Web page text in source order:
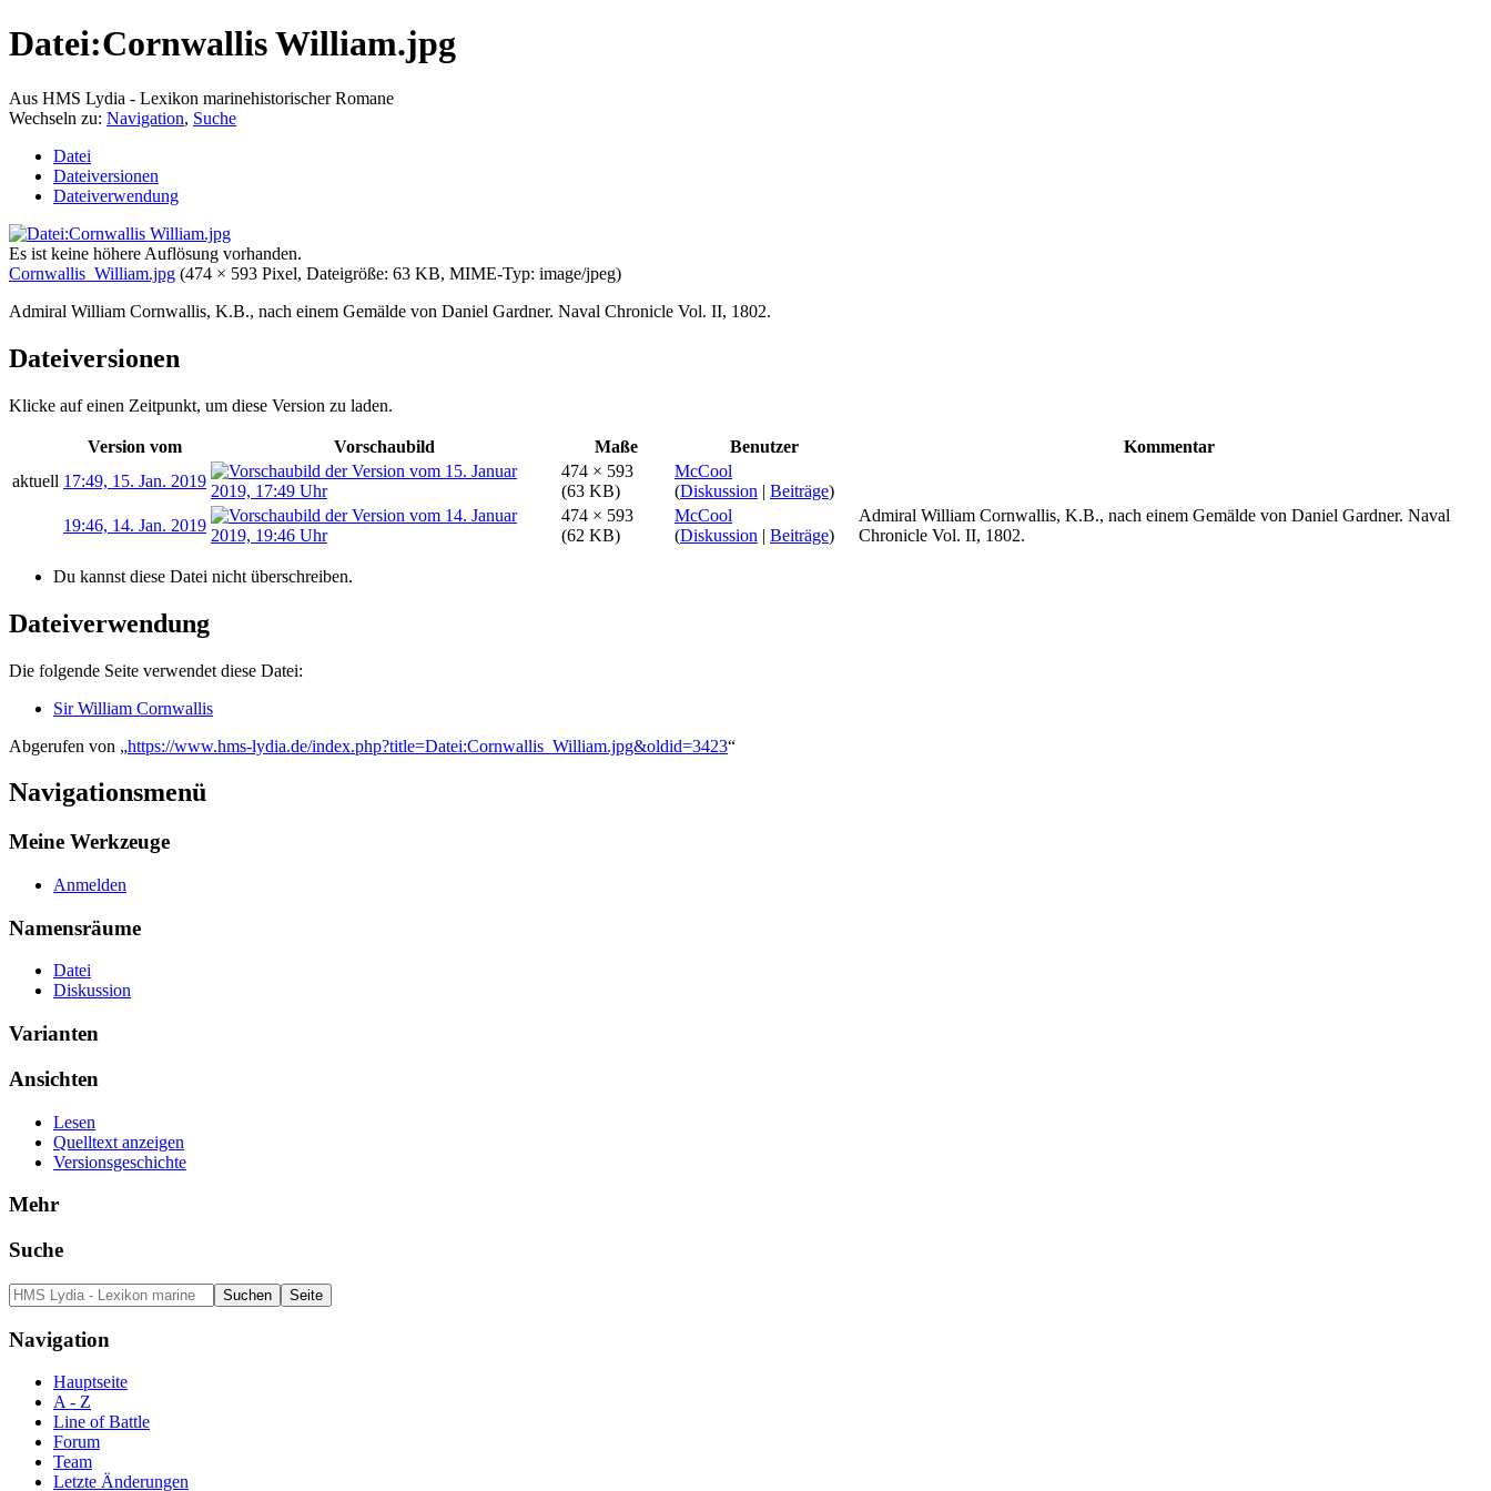
Datei:Cornwallis William.jpg
Aus HMS Lydia - Lexikon marinehistorischer Romane
Wechseln zu: Navigation, Suche
Datei
Dateiversionen
Dateiverwendung
Es ist keine höhere Auflösung vorhanden.
Cornwallis_William.jpg (474 × 593 Pixel, Dateigröße: 63 KB, MIME-Typ: image/jpeg)
Admiral William Cornwallis, K.B., nach einem Gemälde von Daniel Gardner. Naval Chronicle Vol. II, 1802.
Dateiversionen
Klicke auf einen Zeitpunkt, um diese Version zu laden.
Version vom Vorschaubild Maße Benutzer
Kommentar
aktuell 17:49, 15. Jan. 2019
474 × 593
(63 KB)
McCool
(Diskussion | Beiträge)
19:46, 14. Jan. 2019
474 × 593
(62 KB)
McCool
(Diskussion | Beiträge)
Admiral William Cornwallis, K.B., nach einem Gemälde von Daniel Gardner. Naval
Chronicle Vol. II, 1802.
Du kannst diese Datei nicht überschreiben.
Dateiverwendung
Die folgende Seite verwendet diese Datei:
Sir William Cornwallis
Abgerufen von „https://www.hms-lydia.de/index.php?title=Datei:Cornwallis_William.jpg&oldid=3423“
Navigationsmenü
Meine Werkzeuge
Anmelden
Namensräume
Datei
Diskussion
Varianten
Ansichten
Lesen
Quelltext anzeigen
Versionsgeschichte
Mehr
Suche
Navigation
Hauptseite
A - Z
Line of Battle
Forum
Team
Letzte Änderungen